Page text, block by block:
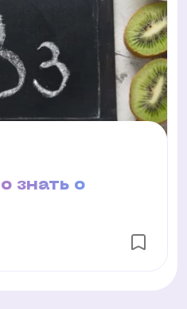
знать о